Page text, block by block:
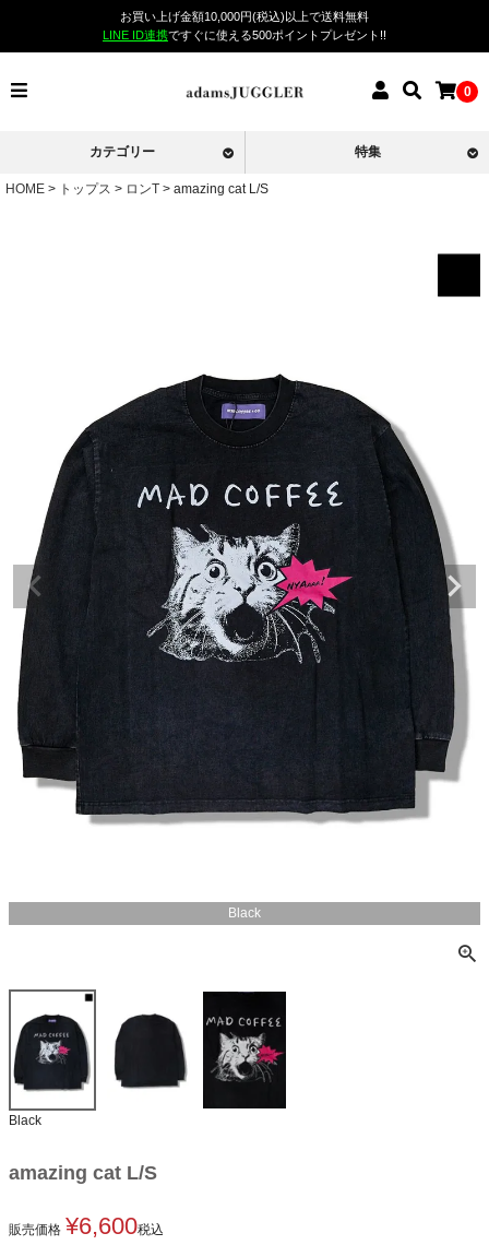
お買い上げ金額10,000円(税込)以上で送料無料
LINE ID連携ですぐに使える500ポイントプレゼント!!
0
カテゴリー 特集
HOME トップス ロンT amazing cat L/S
Black
Black
amazing cat L/S
販売価格 ¥6,600税込